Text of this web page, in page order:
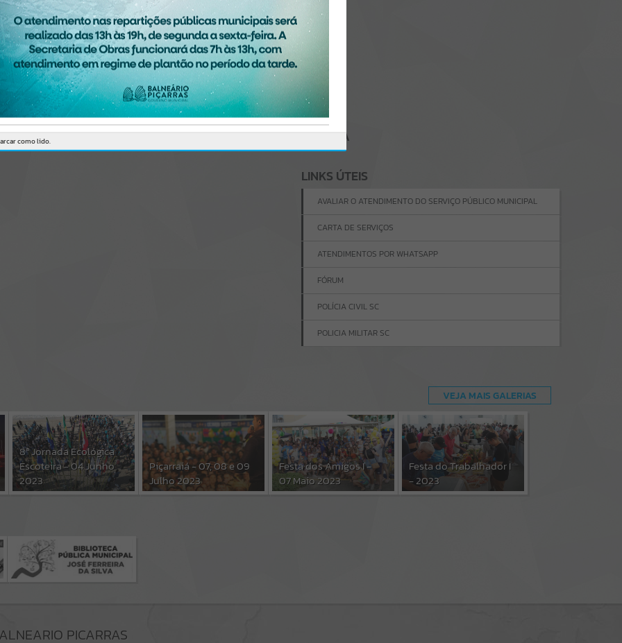
AGENDA
LINKS ÚTEIS
AVALIAR O ATENDIMENTO DO SERVIÇO PÚBLICO MUNICIPAL
CARTA DE SERVIÇOS
ATENDIMENTOS POR WHATSAPP
FÓRUM
POLÍCIA CIVIL SC
POLICIA MILITAR SC
VEJA MAIS GALERIAS
8ª Jornada Ecológica
Escoteira - 04 Junho
2023
Piçarraiá - 07, 08 e 09
Julho 2023
Festa dos Amigos I -
07 Maio 2023
Festa do Trabalhador I
- 2023
PICARRAS
como lido.